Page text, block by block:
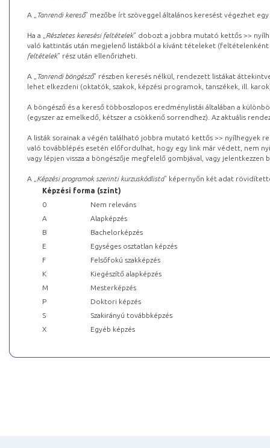
A „ Tanrendi kereső” mezőbe írt szöveggel általános keresést végezhet
Ha a „ Részletes keresési feltételek” dobozt a jobbra mutató kettős >>
való kattintás után megjelenő listákból a kívánt tételeket (feltételenként
feltételek” rész után ellenőrizheti.
A „ Tanrendi böngésző” részben keresés nélkül, rendezett listákat
lehet elkezdeni (oktatók, szakok, képzési programok, tanszékek, ill.
A böngésző és a kereső többoszlopos eredménylistái általában a
(egyszer az emelkedő, kétszer a csökkenő sorrendhez). Az aktuális
A listák sorainak a végén található jobbra mutató kettős >> nyílhegyek
való továbblépés esetén előfordulhat, hogy egy link már védett, nem
vagy lépjen vissza a böngészője megfelelő gombjával, vagy
A „ Képzési programok szerinti kurzuskódlista” képernyőn két adat
Képzési forma (szint)
0
Nem releváns
A
Alapképzés
B
Bachelorképzés
E
Egységes osztatlan képzés
F
Felsőfokú szakképzés
K
Kiegészítő alapképzés
M
Mesterképzés
P
Doktori képzés
S
Szakirányú továbbképzés
X
Egyéb képzés